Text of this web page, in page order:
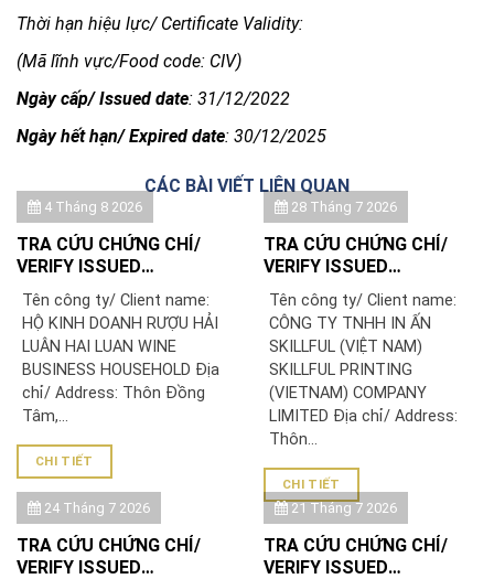
Thời hạn hiệu lực/ Certificate Validity:
(Mã lĩnh vực/Food code: CIV)
Ngày cấp/ Issued date: 31/12/2022
Ngày hết hạn/ Expired date: 30/12/2025
CÁC BÀI VIẾT LIÊN QUAN
4 Tháng 8 2026
TRA CỨU CHỨNG CHỈ/
VERIFY ISSUED
DOANH RƯỢU HẢI LUÂN
Tên công ty/ Client name:
HỘ KINH DOANH RƯỢU HẢI
LUÂN HAI LUAN WINE
BUSINESS HOUSEHOLD Địa
chỉ/ Address: Thôn Đồng
Tâm,...
CHI TIẾT
28 Tháng 7 2026
TRA CỨU CHỨNG CHỈ/
VERIFY ISSUED
TNHH IN ẤN SKILLFUL
(VIỆT NAM)/ SKILLFUL
PRINTING (VIETNAM)
COMPANY LIMITED
Tên công ty/ Client name:
CÔNG TY TNHH IN ẤN
SKILLFUL (VIỆT NAM)
SKILLFUL PRINTING
(VIETNAM) COMPANY
LIMITED Địa chỉ/ Address:
Thôn...
CHI TIẾT
24 Tháng 7 2026
TRA CỨU CHỨNG CHỈ/
VERIFY ISSUED
21 Tháng 7 2026
TRA CỨU CHỨNG CHỈ/
VERIFY ISSUED